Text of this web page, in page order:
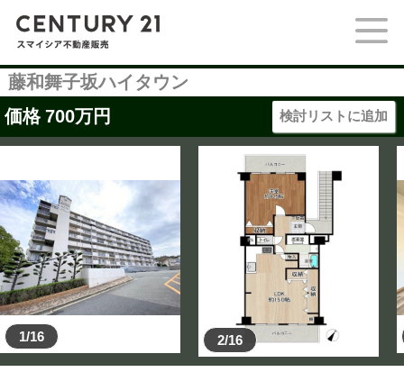
藤和舞子坂ハイタウン
価格 700万円 検討リストに追加
1/16 2/16